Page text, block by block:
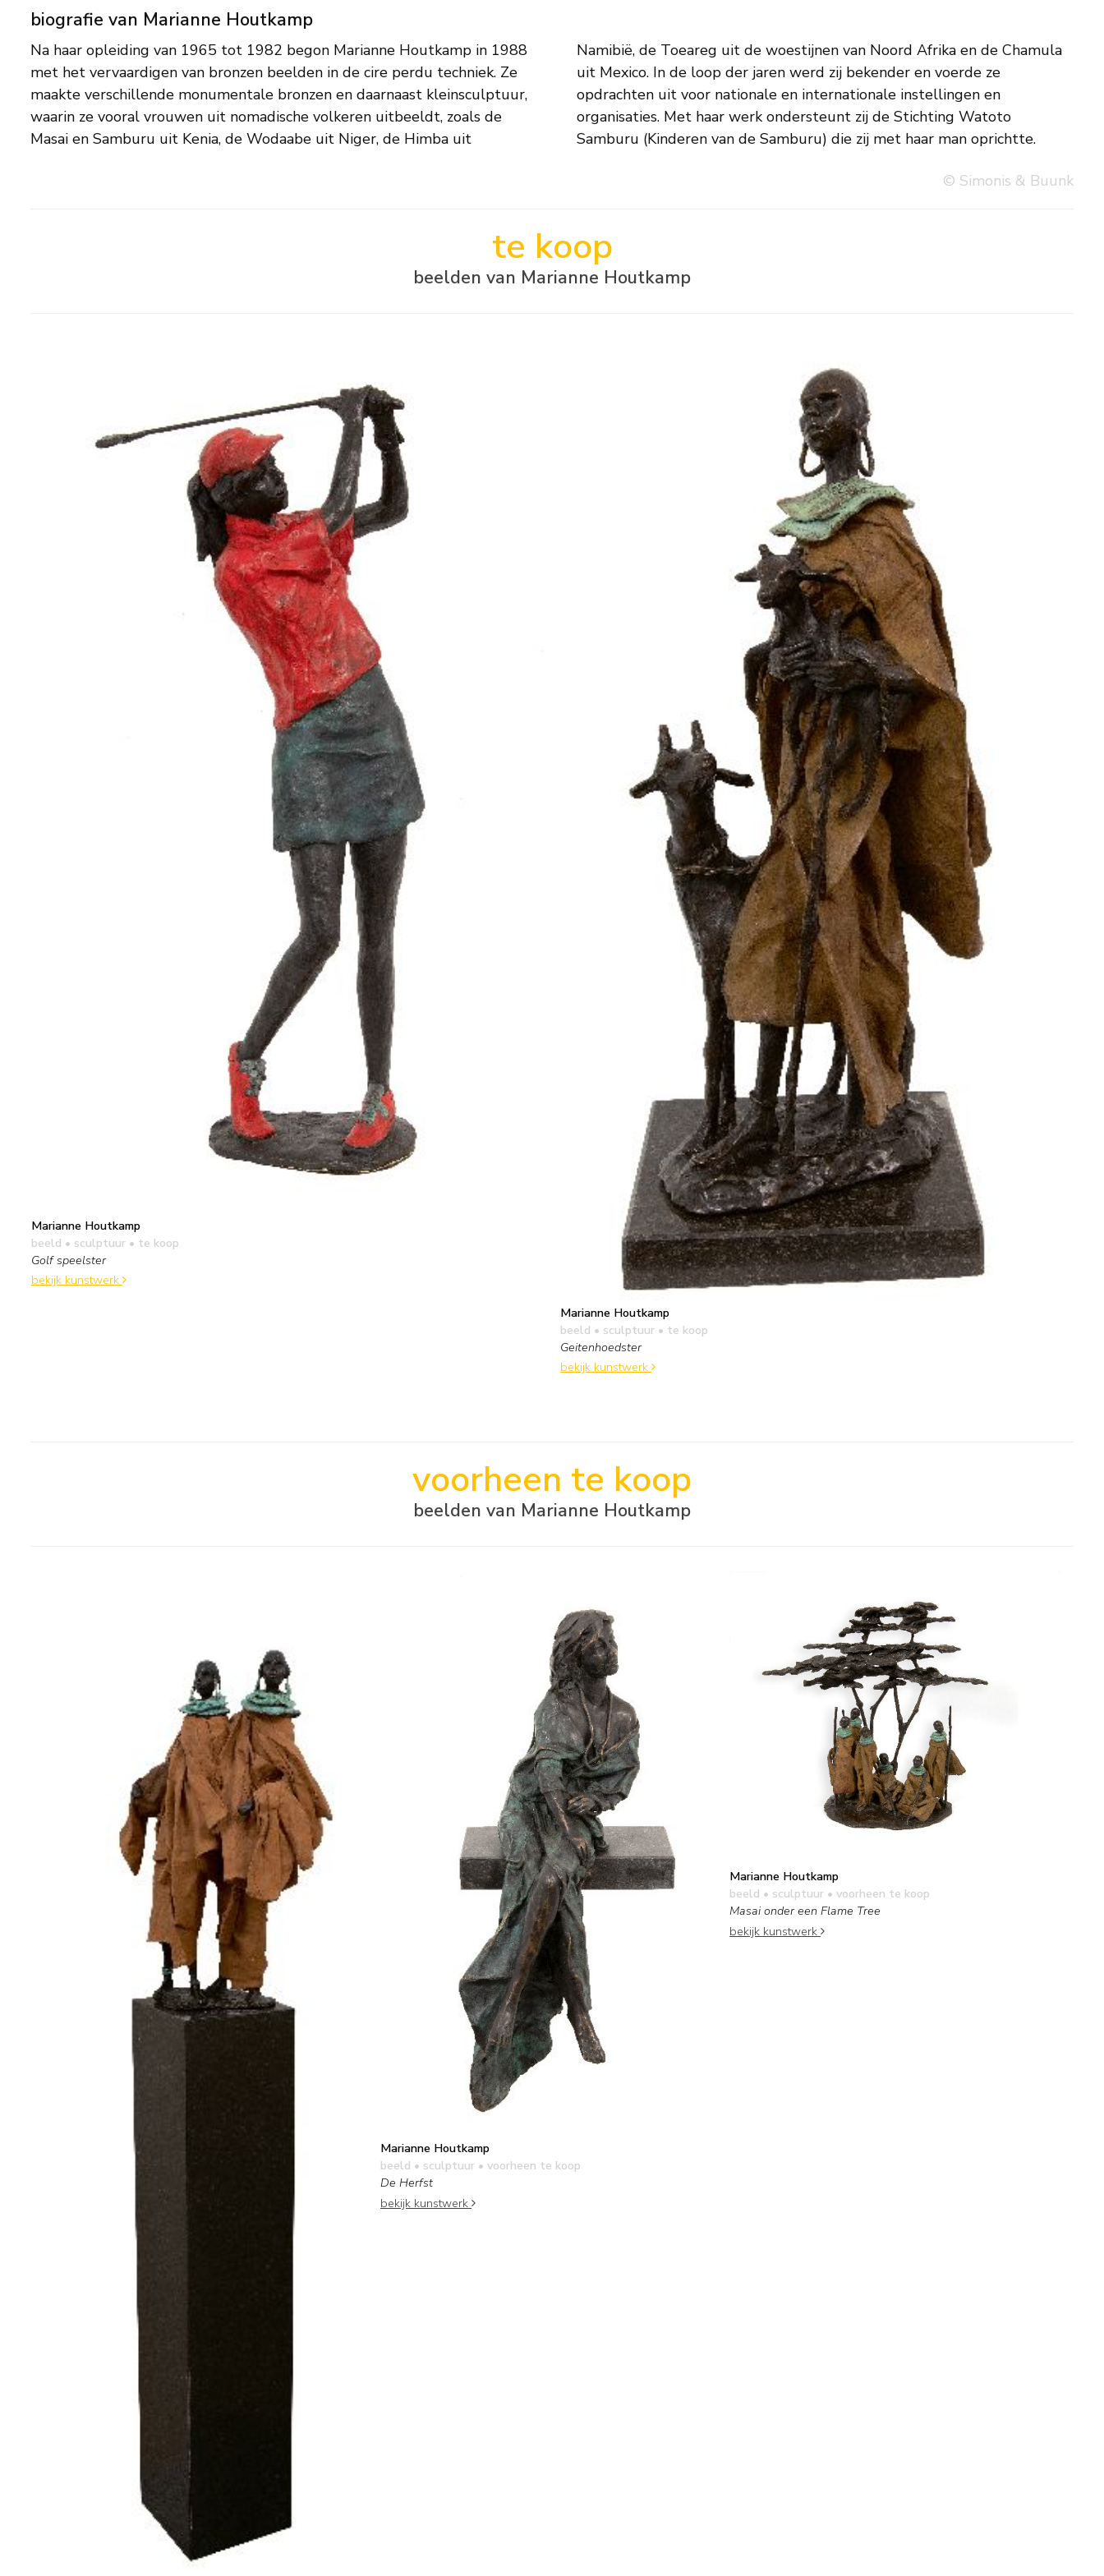
biografie van Marianne Houtkamp
Na haar opleiding van 1965 tot 1982 begon Marianne Houtkamp in 1988
met het vervaardigen van bronzen beelden in de cire perdu techniek. Ze
maakte verschillende monumentale bronzen en daarnaast kleinsculptuur,
waarin ze vooral vrouwen uit nomadische volkeren uitbeeldt, zoals de
Masai en Samburu uit Kenia, de Wodaabe uit Niger, de Himba uit
Namibië, de Toeareg uit de woestijnen van Noord Afrika en de Chamula
uit Mexico. In de loop der jaren werd zij bekender en voerde ze
opdrachten uit voor nationale en internationale instellingen en
organisaties. Met haar werk ondersteunt zij de Stichting Watoto
Samburu (Kinderen van de Samburu) die zij met haar man oprichtte.
© Simonis & Buunk
te koop
beelden van Marianne Houtkamp
Marianne Houtkamp
beeld • sculptuur • te koop
Golf speelster
bekijk kunstwerk
Marianne Houtkamp
beeld • sculptuur • te koop
Geitenhoedster
bekijk kunstwerk
voorheen te koop
beelden van Marianne Houtkamp
Marianne Houtkamp
beeld • sculptuur • voorheen te koop
De Herfst
bekijk kunstwerk
Marianne Houtkamp
beeld • sculptuur • voorheen te koop
Masai onder een Flame Tree
bekijk kunstwerk